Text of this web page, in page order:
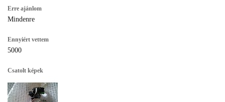
Erre ajánlom
Mindenre
Ennyiért vettem
5000
Csatolt képek